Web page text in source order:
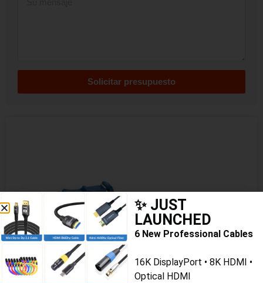
Solicitar presupuesto
✨ JUST
LAUNCHED
6 New Professional Cables
16K DisplayPort • 8K HDMI •
Optical HDMI